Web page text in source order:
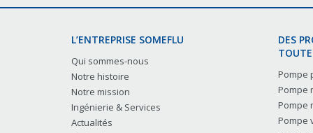
L’ENTREPRISE SOMEFLU
Qui sommes-nous
Notre histoire
Notre mission
Ingénierie & Services
Actualités
DES
Pompe
Pompe
Pompe
Pompe